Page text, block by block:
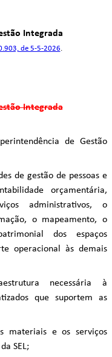
Integrada
de 5-5-2026.
Integrada
de Gestão
de gestão de pessoas e
orçamentária,
administrativos, o
o mapeamento, o
dos espaços
operacional às demais
necessária à
que suportem as
materiais e os serviços
SEL;